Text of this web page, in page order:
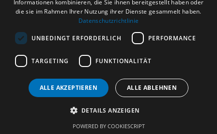
Partner im Sport
Impressum
Datenschutzerklärung
Benachrichtigungsservice
Kontakt und Anfahrt
(c) 2026 TALENTBRÜCKE GmbH & Co. KG
Informationen kombinieren, die Sie ihnen bereitgestellt haben oder
die sie im Rahmen Ihrer Nutzung ihrer Dienste gesammelt haben.
Datenschutzrichtlinie
UNBEDINGT ERFORDERLICH PERFORMANCE
TARGETING FUNKTIONALITÄT
ALLE AKZEPTIEREN ALLE ABLEHNEN
DETAILS ANZEIGEN
POWERED BY COOKIESCRIPT